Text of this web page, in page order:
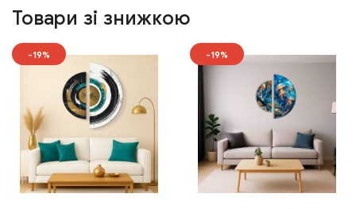
Товари зі знижкою
-19% -19%